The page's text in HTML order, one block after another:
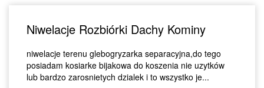
Niwelacje Rozbiórki Dachy Kominy
niwelacje terenu glebogryzarka separacyjna,do tego
posiadam kosiarke bijakowa do koszenia nie uzytków
lub bardzo zarosnietych dzialek i to wszystko je...